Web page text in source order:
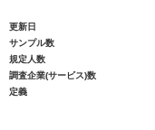
更新日
サンプル数
規定人数
調査企業(サービス)数
定義